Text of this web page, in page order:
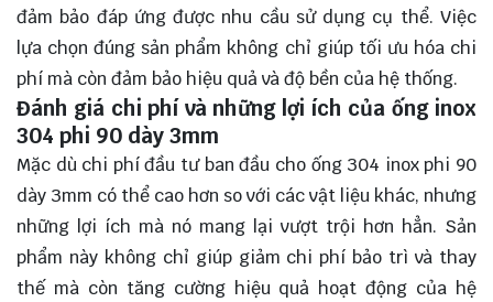
đảm bảo đáp ứng được nhu cầu sử dụng cụ thể. Việc
lựa chọn đúng sản phẩm không chỉ giúp tối ưu hóa chi
phí mà còn đảm bảo hiệu quả và độ bền của hệ thống.
Đánh giá chi phí và những lợi ích của ống inox
304 phi 90 dày 3mm
Mặc dù chi phí đầu tư ban đầu cho ống 304 inox phi 90
dày 3mm có thể cao hơn so với các vật liệu khác, nhưng
những lợi ích mà nó mang lại vượt trội hơn hẳn. Sản
phẩm này không chỉ giúp giảm chi phí bảo trì và thay
thế mà còn tăng cường hiệu quả hoạt động của hệ